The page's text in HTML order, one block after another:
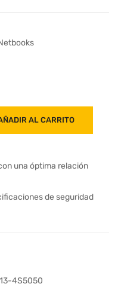
AL CARRITO
una óptima relación
de seguridad
4S5050